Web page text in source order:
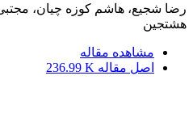
رضا شجیع، هاشم کوزه چیان،
هشتجین
مشاهده مقاله
اصل مقاله 236.99 K